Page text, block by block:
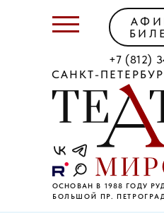
САНКТ-
ОСНОВАН В 1988 ГОДУ
+7 (812)
БОЛЬШОЙ ПР.